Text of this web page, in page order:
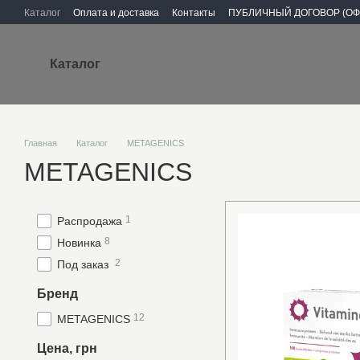
Перейти к основному контенту
Каталог Оплата и доставка Контакты ПУБЛИЧНЫЙ ДОГОВОР
Каталог
Главная Каталог METAGENICS
METAGENICS
Распродажа 1
Новинка 8
Под заказ 2
Бренд
METAGENICS 12
Цена, грн